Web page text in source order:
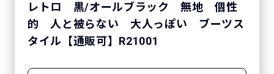
レトロ 黒/オールブラック 無地 個性
的 人と被らない 大人っぽい ブーツス
タイル【通販可】R21001